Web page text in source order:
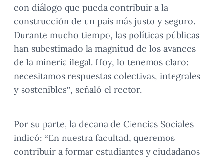
con diálogo que pueda contribuir a la
construcción de un país más justo y seguro.
Durante mucho tiempo, las políticas públicas
han subestimado la magnitud de los avances
de la minería ilegal. Hoy, lo tenemos claro:
necesitamos respuestas colectivas, integrales
y sostenibles”, señaló el rector.
Por su parte, la decana de Ciencias Sociales
indicó: “En nuestra facultad, queremos
contribuir a formar estudiantes y ciudadanos